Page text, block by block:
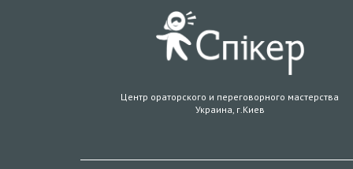
Центр ораторского и переговорного мастерства
Украина, г.Киев